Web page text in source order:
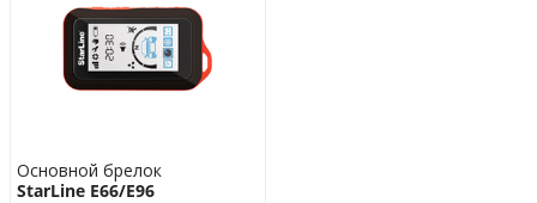
Основной брелок
StarLine E66/Е96